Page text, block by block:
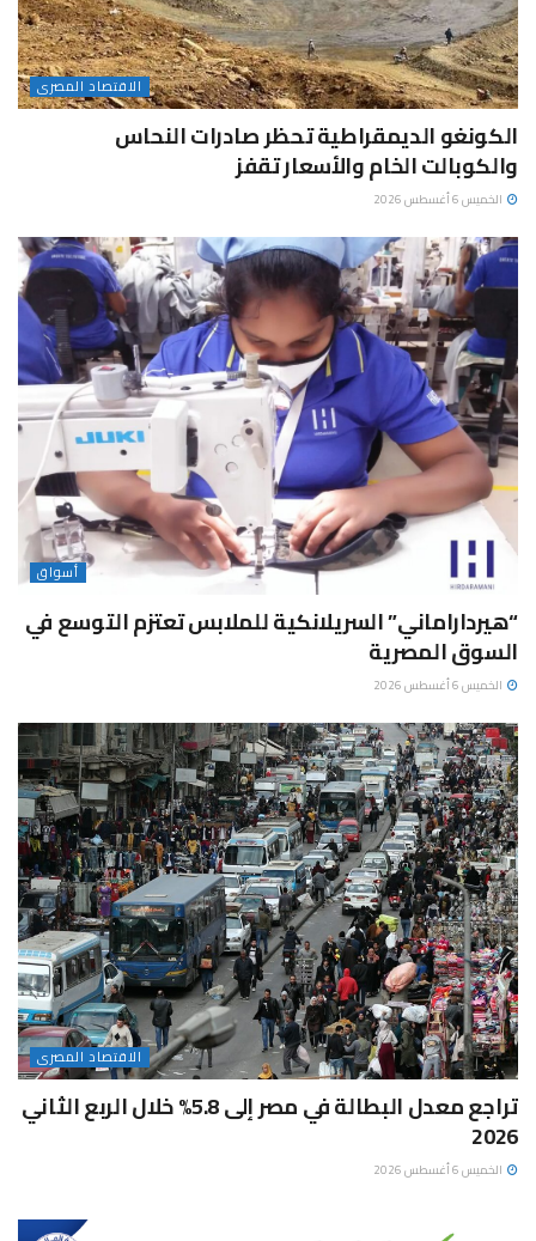
الاقتصاد المصرى
الكونغو الديمقراطية تحظر صادرات النحاس
والكوبالت الخام والأسعار تقفز
الخميس 6 أغسطس 2026
أسواق
“هيرداراماني” السريلانكية للملابس تعتزم التوسع في
السوق المصرية
الخميس 6 أغسطس 2026
الاقتصاد المصرى
تراجع معدل البطالة في مصر إلى 5.8% خلال الربع الثاني
2026
الخميس 6 أغسطس 2026